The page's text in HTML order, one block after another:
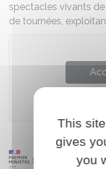
spectacles vivants de
de tournées,
This
gives
you